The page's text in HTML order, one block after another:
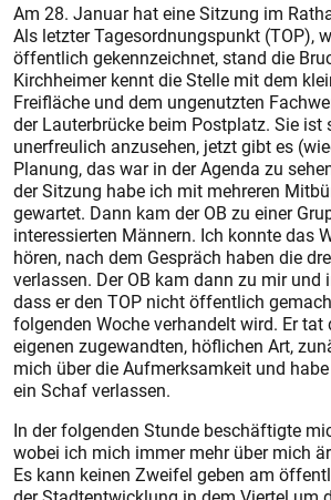
Am 28. Januar hat eine Sitzung im
Als letzter Tagesordnungspunkt (TOP),
öffentlich gekennzeichnet, stand die
Kirchheimer kennt die Stelle mit dem
Freifläche und dem ungenutzten
der Lauterbrücke beim Postplatz. Sie ist
unerfreulich anzusehen, jetzt gibt es
Planung, das war in der Agenda zu
der Sitzung habe ich mit mehreren
gewartet. Dann kam der OB zu einer
interessierten Männern. Ich konnte das
hören, nach dem Gespräch haben die
verlassen. Der OB kam dann zu mir und
dass er den TOP nicht öffentlich
folgenden Woche verhandelt wird. Er tat
eigenen zugewandten, höflichen Art,
mich über die Aufmerksamkeit und
ein Schaf verlassen.
In der folgenden Stunde beschäftigte
wobei ich mich immer mehr über mich
Es kann keinen Zweifel geben am